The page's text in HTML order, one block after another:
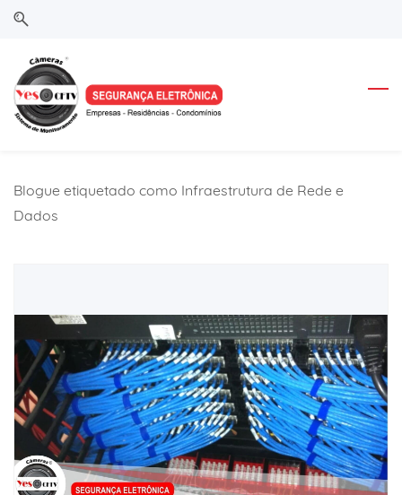
Skip
search
Skip
main
content
Blogue etiquetado como Infraestrutura de Rede e
Dados